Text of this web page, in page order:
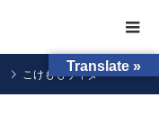
こけももサイダー
Translate »